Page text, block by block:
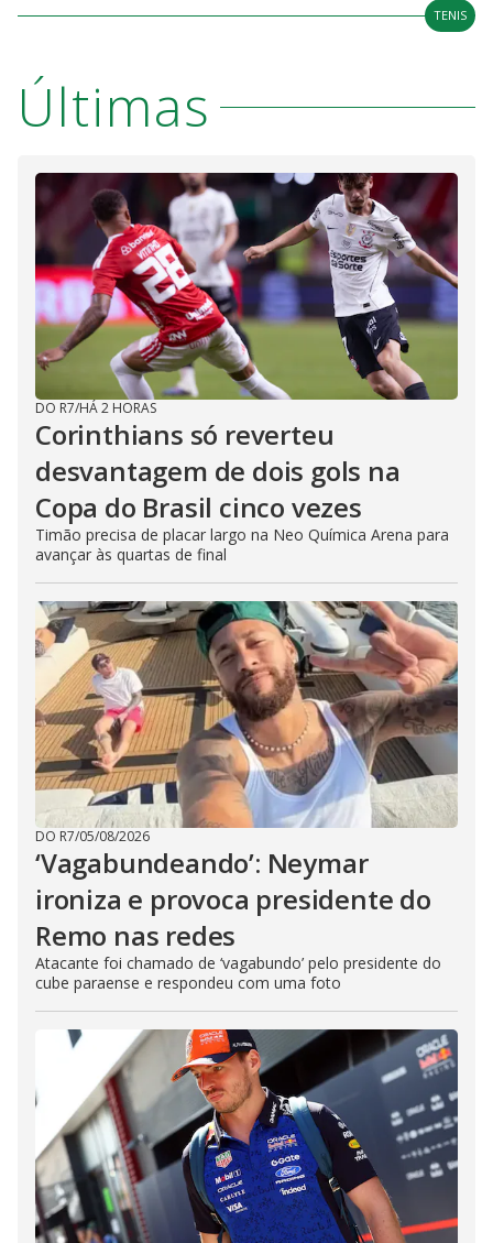
TENIS
Últimas
DO R7/HÁ 2 HORAS
Corinthians só reverteu
desvantagem de dois gols na
Copa do Brasil cinco vezes
Timão precisa de placar largo na Neo Química Arena para
avançar às quartas de final
DO R7/05/08/2026
‘Vagabundeando’: Neymar
ironiza e provoca presidente do
Remo nas redes
Atacante foi chamado de ‘vagabundo’ pelo presidente do
cube paraense e respondeu com uma foto